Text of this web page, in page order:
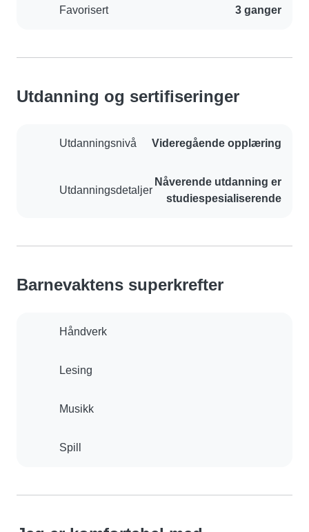
Favorisert 3 ganger
Utdanning og sertifiseringer
Utdanningsnivå Videregående opplæring
Utdanningsdetaljer
Nåverende utdanning er
studiespesialiserende
Barnevaktens superkrefter
Håndverk
Lesing
Musikk
Spill